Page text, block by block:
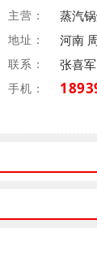
主营： 蒸汽
地址： 河南
联系： 张喜军
手机：